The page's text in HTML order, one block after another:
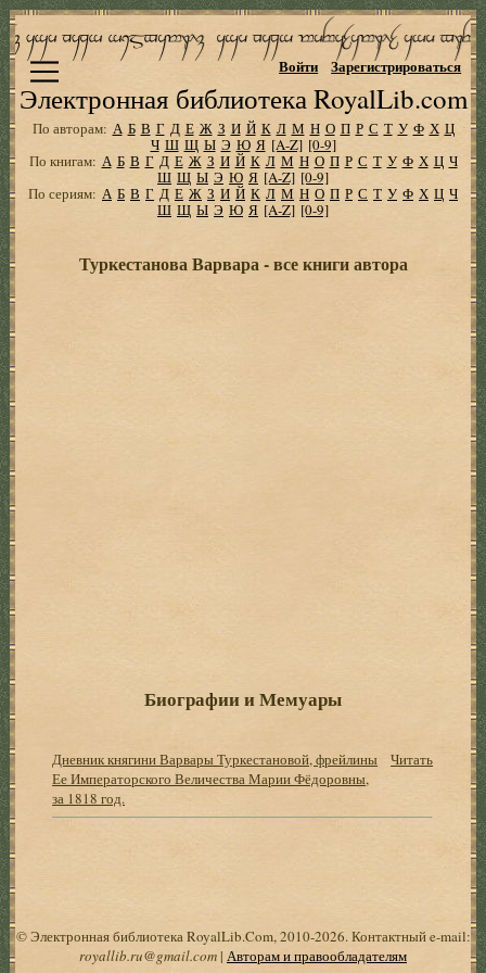
Электронная библиотека RoyalLib.com
Войти Зарегистрироваться
По авторам: А Б В Г Д Е Ж З И Й К Л М Н О П Р С Т У Ф Х Ц
Ч Ш Щ Ы Э Ю Я [A-Z] [0-9]
По книгам: А Б В Г Д Е Ж З И Й К Л М Н О П Р С Т У Ф Х Ц Ч
Ш Щ Ы Э Ю Я [A-Z] [0-9]
По сериям: А Б В Г Д Е Ж З И Й К Л М Н О П Р С Т У Ф Х Ц Ч
Ш Щ Ы Э Ю Я [A-Z] [0-9]
Туркестанова Варвара - все книги автора
Биографии и Мемуары
Дневник княгини Варвары Туркестановой, фрейлины
Ее Императорского Величества Марии Фёдоровны,
за 1818 год.
Читать
© Электронная библиотека RoyalLib.Com, 2010-2026. Контактный e-mail:
royallib.ru@gmail.com| Авторам и правообладателям